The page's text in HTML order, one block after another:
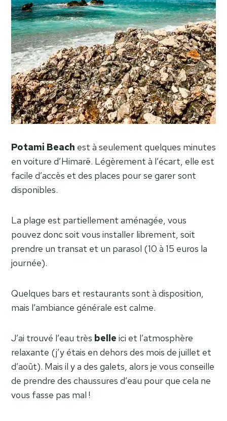
Potami Beach est à seulement quelques minutes
en voiture d’Himarë. Légèrement à l’écart, elle est
facile d’accès et des places pour se garer sont
disponibles.
La plage est partiellement aménagée, vous
pouvez donc soit vous installer librement, soit
prendre un transat et un parasol (10 à 15 euros la
journée).
Quelques bars et restaurants sont à disposition,
mais l’ambiance générale est calme.
J’ai trouvé l’eau très belle ici et l’atmosphère
relaxante (j’y étais en dehors des mois de juillet et
d’août). Mais il y a des galets, alors je vous conseille
de prendre des chaussures d’eau pour que cela ne
vous fasse pas mal !